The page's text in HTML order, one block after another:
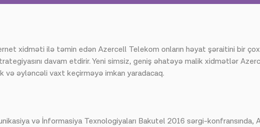
xidməti ilə təmin edən Azercell Telekom onların həyat şəraitini bir
davam etdirir. Yeni simsiz, geniş əhatəyə malik xidmətlər
əyləncəli vaxt keçirməyə imkan yaradacaq.
və İnformasiya Texnologiyaları Bakutel 2016 sərgi-